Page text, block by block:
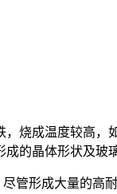
，烧成温度较高
的晶体形状及玻
形成大量的高耐